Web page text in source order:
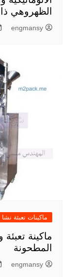
الظهروهي
engmansy
ماكينات تعبئة
ماكينة
المطحونة
engmansy